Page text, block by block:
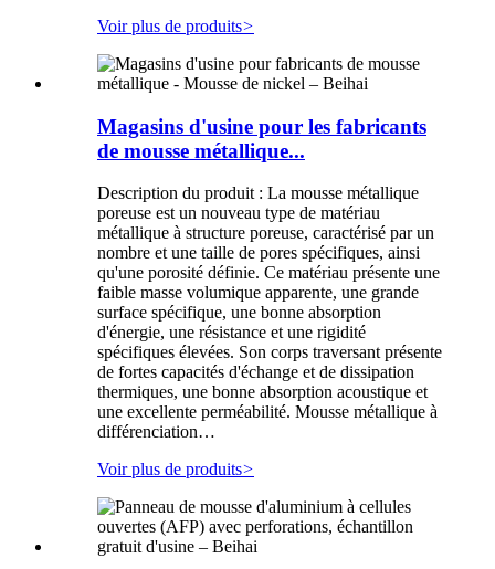
Voir plus de produits>
Magasins d'usine pour les fabricants
de mousse métallique...
Description du produit : La mousse métallique
poreuse est un nouveau type de matériau
métallique à structure poreuse, caractérisé par un
nombre et une taille de pores spécifiques, ainsi
qu'une porosité définie. Ce matériau présente une
faible masse volumique apparente, une grande
surface spécifique, une bonne absorption
d'énergie, une résistance et une rigidité
spécifiques élevées. Son corps traversant présente
de fortes capacités d'échange et de dissipation
thermiques, une bonne absorption acoustique et
une excellente perméabilité. Mousse métallique à
différenciation…
Voir plus de produits>